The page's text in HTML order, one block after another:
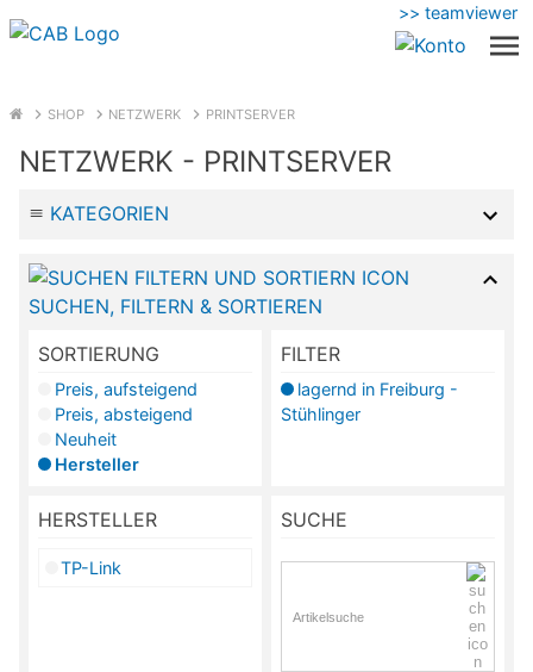
>> teamviewer
SHOP NETZWERK PRINTSERVER
NETZWERK - PRINTSERVER
KATEGORIEN
SUCHEN, FILTERN & SORTIEREN
SORTIERUNG
Preis, aufsteigend
Preis, absteigend
Neuheit
Hersteller
FILTER
lagernd in Freiburg -
Stühlinger
HERSTELLER
TP-Link
SUCHE